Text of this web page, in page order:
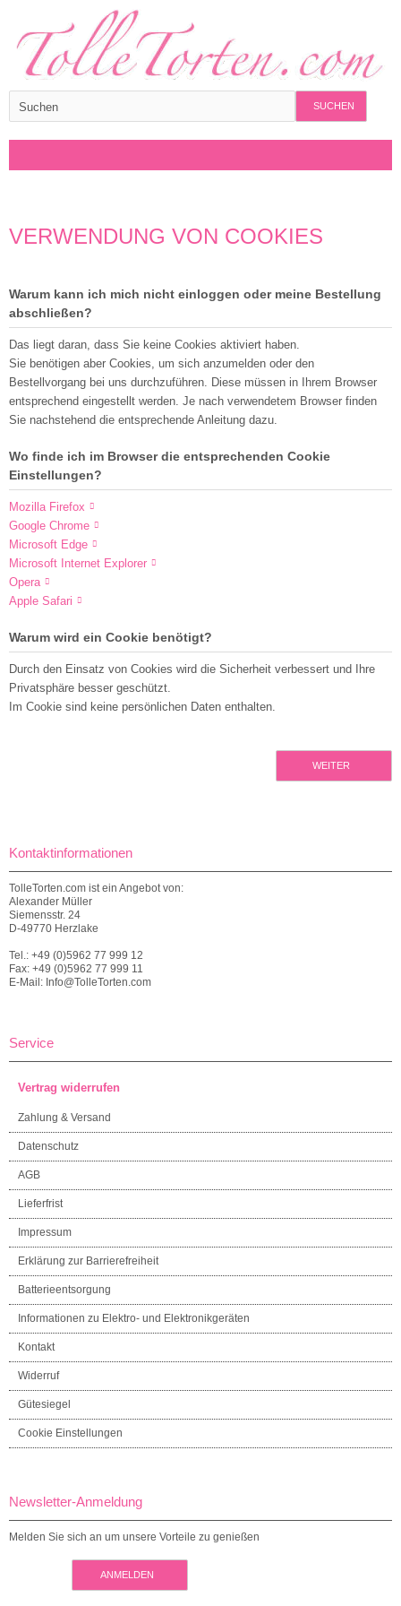
SUCHEN
VERWENDUNG VON COOKIES
Warum kann ich mich nicht einloggen oder meine Bestellung
abschließen?
Das liegt daran, dass Sie keine Cookies aktiviert haben.
Sie benötigen aber Cookies, um sich anzumelden oder den
Bestellvorgang bei uns durchzuführen. Diese müssen in Ihrem Browser
entsprechend eingestellt werden. Je nach verwendetem Browser finden
Sie nachstehend die entsprechende Anleitung dazu.
Wo finde ich im Browser die entsprechenden Cookie
Einstellungen?
Mozilla Firefox
Google Chrome
Microsoft Edge
Microsoft Internet Explorer
Opera
Apple Safari
Warum wird ein Cookie benötigt?
Durch den Einsatz von Cookies wird die Sicherheit verbessert und Ihre
Privatsphäre besser geschützt.
Im Cookie sind keine persönlichen Daten enthalten.
WEITER
Kontaktinformationen
TolleTorten.com ist ein Angebot von:
Alexander Müller
Siemensstr. 24
D-49770 Herzlake
Tel.: +49 (0)5962 77 999 12
Fax: +49 (0)5962 77 999 11
E-Mail: Info@TolleTorten.com
Service
Vertrag widerrufen
Zahlung & Versand
Datenschutz
AGB
Lieferfrist
Impressum
Erklärung zur Barrierefreiheit
Batterieentsorgung
Informationen zu Elektro- und Elektronikgeräten
Kontakt
Widerruf
Gütesiegel
Cookie Einstellungen
Newsletter-Anmeldung
Melden Sie sich an um unsere Vorteile zu genießen
ANMELDEN